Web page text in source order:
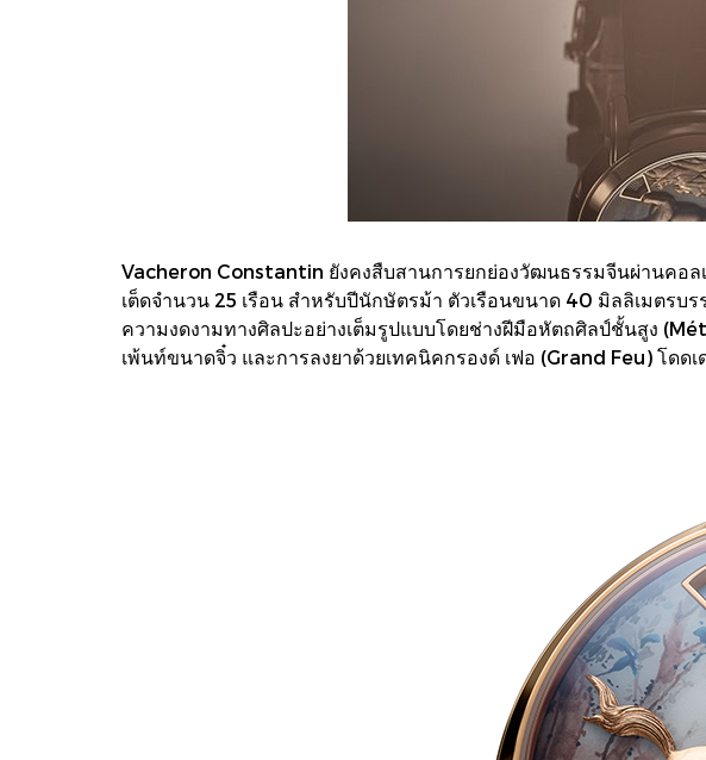
Vacheron Constantin ยังคงสืบสานการยกย่องวัฒนธรรมจีนผ่านคอ
เต็ดจำนวน 25 เรือน สำหรับปีนักษัตรม้า ตัวเรือนขนาด 40 มิลลิเมตร
ความงดงามทางศิลปะอย่างเต็มรูปแบบโดยช่างฝีมือหัตถศิลป์ชั้นสูง
เพ้นท์ขนาดจิ๋ว และการลงยาด้วยเทคนิคกรองด์ เฟอ (Grand Feu) โด